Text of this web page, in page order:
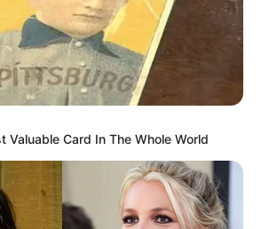
Valuable Card In The Whole World